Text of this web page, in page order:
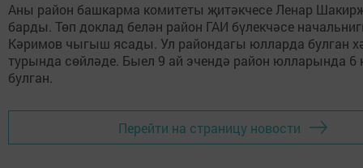
Аны район башкарма комитеты җитәкчесе Ленар
барды. Төп доклад белән район ГАИ бүлекчәсе
Кәримов чыгыш ясады. Ул райондагы юлларда булган
турында сөйләде. Быел 9 ай эчендә район юлларында 6
булган.
Перейти на страницу новости